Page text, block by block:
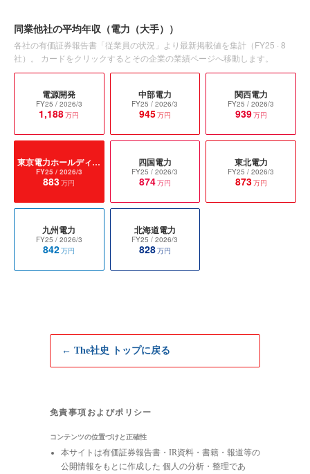
同業他社の平均年収 （電力（大手））
各社の有価証券報告書「従業員の状況」より最新掲載値を集計（FY25 · 8
社）。 カードをクリックするとその企業の業績ページへ移動します。
電源開発
FY25 / 2026/3
1,188万円
中部電力
FY25 / 2026/3
945万円
関西電力
FY25 / 2026/3
939万円
東京電力ホールディングス
FY25 / 2026/3
883万円
四国電力
FY25 / 2026/3
874万円
東北電力
FY25 / 2026/3
873万円
九州電力
FY25 / 2026/3
842万円
北海道電力
FY25 / 2026/3
828万円
← The社史 トップに戻る
免責事項およびポリシー
コンテンツの位置づけと正確性
本サイトは有価証券報告書・IR資料・書籍・報道等の
公開情報をもとに作成した 個人の分析・整理であ